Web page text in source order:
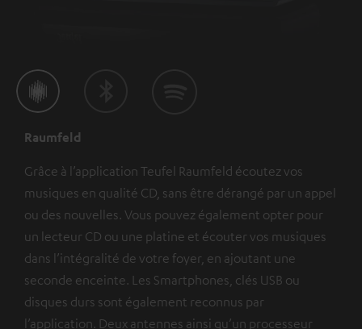
Raumfeld
Grâce à l’application Teufel Raumfeld écoutez vos
musiques en qualité CD, sans être dérangé par un appel
ou des nouvelles. Vous pouvez également opter pour
un lecteur CD ou une platine et écouter vos musiques
dans l’intégralité de votre foyer, en ajoutant une
seconde enceinte. Les Smartphones, clés USB ou
disques durs sont également reconnus par
l’application. Deux antennes ainsi qu’un processeur